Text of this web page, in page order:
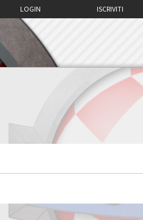
ISCRIVITI
LOGIN